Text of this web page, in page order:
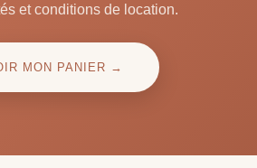
et conditions de location.
MON PANIER →